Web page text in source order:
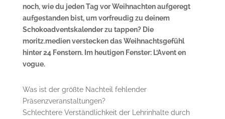
noch, wie du jeden Tag vor Weihnachten aufgeregt
aufgestanden bist, um vorfreudig zu deinem
Schokoadventskalender zu tappen? Die
moritz.medien verstecken das Weihnachtsgefühl
hinter 24 Fenstern. Im heutigen Fenster: L’Avent en
vogue.
Was ist der größte Nachteil fehlender
Präsenzveranstaltungen?
Schlechtere Verständlichkeit der Lehrinhalte durch